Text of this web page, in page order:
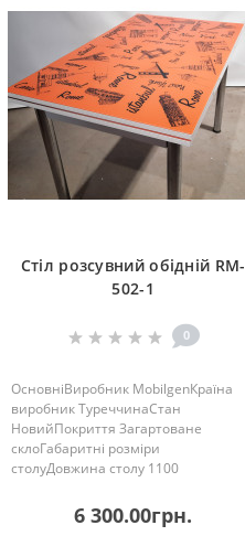
Стіл розсувний обідній RM-
502-1
0
ОсновніВиробник MobilgenКраїна
виробник ТуреччинаСтан
НовийПокриття Загартоване
склоГабаритні розміри
столуДовжина столу 1100
столу в розсунутому стані 1700
мм.Довжина столу в зсунутому
6 300.00грн.